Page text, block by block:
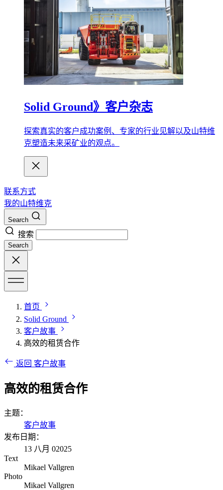
Solid Ground》客户杂志
探索真实的客户成功案例、专家的行业见解以及山特维
克塑造未来采矿业的观点。
联系方式
我的山特维克
Search
搜索
Search
首页
Solid Ground
客户故事
高效的租赁合作
返回 客户故事
高效的租赁合作
主题：
客户故事
发布日期：
13 八月 02025
Text
Mikael Vallgren
Photo
Mikael Vallgren